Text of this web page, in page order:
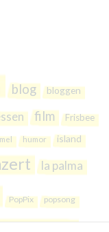
blog bloggen
film Frisbee
humor island
la palma
PopPix popsong
Francisco